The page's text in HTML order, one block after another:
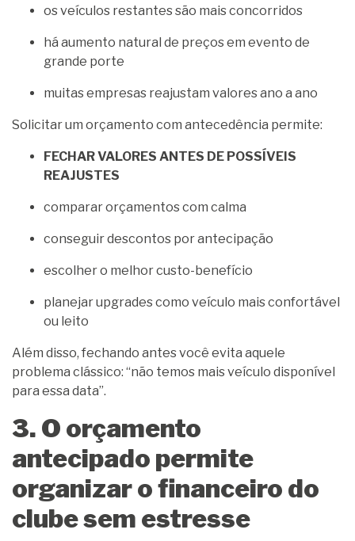
os veículos restantes são mais concorridos
há aumento natural de preços em evento de
grande porte
muitas empresas reajustam valores ano a ano
Solicitar um orçamento com antecedência permite:
FECHAR VALORES ANTES DE POSSÍVEIS
REAJUSTES
comparar orçamentos com calma
conseguir descontos por antecipação
escolher o melhor custo-benefício
planejar upgrades como veículo mais confortável
ou leito
Além disso, fechando antes você evita aquele
problema clássico: “não temos mais veículo disponível
para essa data”.
3. O orçamento
antecipado permite
organizar o financeiro do
clube sem estresse